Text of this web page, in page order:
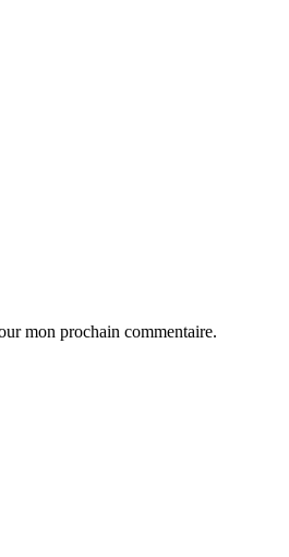
mon prochain commentaire.